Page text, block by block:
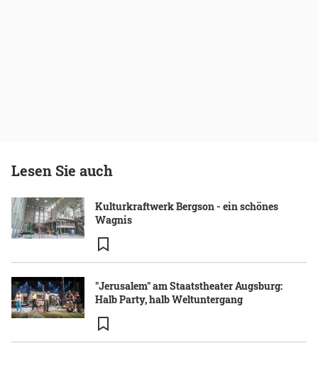
Lesen Sie auch
Kulturkraftwerk Bergson - ein schönes
Wagnis
"Jerusalem" am Staatstheater Augsburg:
Halb Party, halb Weltuntergang